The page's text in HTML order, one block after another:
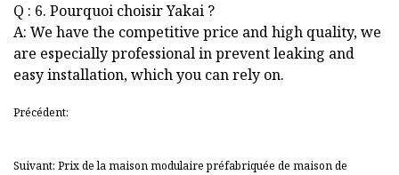
Q : 6. Pourquoi choisir Yakai ?
A: We have the competitive price and high quality, we
are especially professional in prevent leaking and
easy installation, which you can rely on.
Précédent:
Suivant: Prix ​​​​de la maison modulaire préfabriquée de maison de